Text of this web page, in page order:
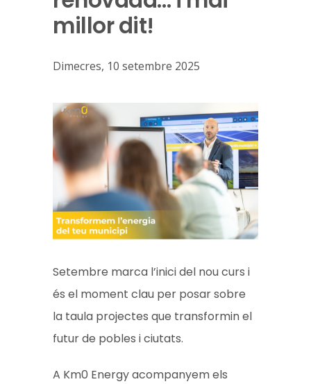
millor dit!
Dimecres, 10 setembre 2025
Setembre marca l’inici del nou curs i
és el moment clau per posar sobre
la taula projectes que transformin el
futur de pobles i ciutats.
A Km0 Energy acompanyem els